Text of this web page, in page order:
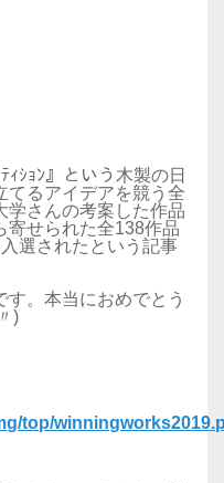
ﾃｨｼｮﾝ』という木製の日
てるアイデアを競う全
学さんの考案した作品
寄せられた全138作品
選されたという記事
す。本当におめでとう
)
top/